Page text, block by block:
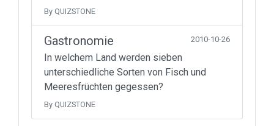
By QUIZSTONE
Gastronomie 2010-10-26
In welchem Land werden sieben
unterschiedliche Sorten von Fisch und
Meeresfrüchten gegessen?
By QUIZSTONE